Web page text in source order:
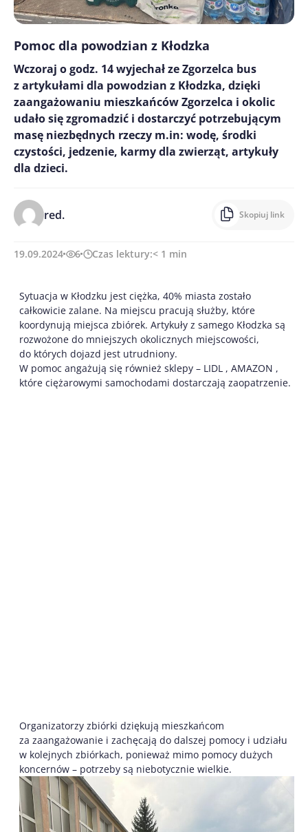
Pomoc dla powodzian z Kłodzka
Wczoraj o godz. 14 wyjechał ze Zgorzelca bus
z artykułami dla powodzian z Kłodzka, dzięki
zaangażowaniu mieszkańców Zgorzelca i okolic
udało się zgromadzić i dostarczyć potrzebującym
masę niezbędnych rzeczy m.in: wodę, środki
czystości, jedzenie, karmy dla zwierząt, artykuły
dla dzieci.
red. Skopiuj link
19.09.2024 6 Czas lektury:< 1 min
Sytuacja w Kłodzku jest ciężka, 40% miasta zostało
całkowicie zalane. Na miejscu pracują służby, które
koordynują miejsca zbiórek. Artykuły z samego Kłodzka są
rozwożone do mniejszych okolicznych miejscowości,
do których dojazd jest utrudniony.
W pomoc angażują się również sklepy – LIDL , AMAZON ,
które ciężarowymi samochodami dostarczają zaopatrzenie.
Organizatorzy zbiórki dziękują mieszkańcom
za zaangażowanie i zachęcają do dalszej pomocy i udziału
w kolejnych zbiórkach, ponieważ mimo pomocy dużych
koncernów – potrzeby są niebotycznie wielkie.